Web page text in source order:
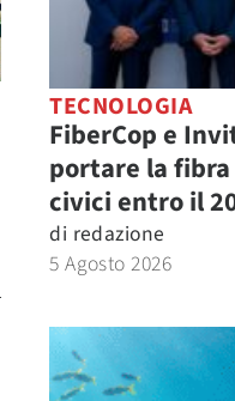
TECNOLOGIA
FiberCop e
portare la
civici entro il
di redazione
5 Agosto 2026